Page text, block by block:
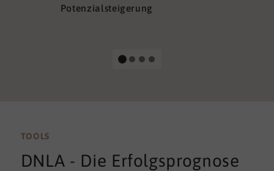
Potenzialsteigerung
TOOLS
DNLA - Die Erfolgsprognose